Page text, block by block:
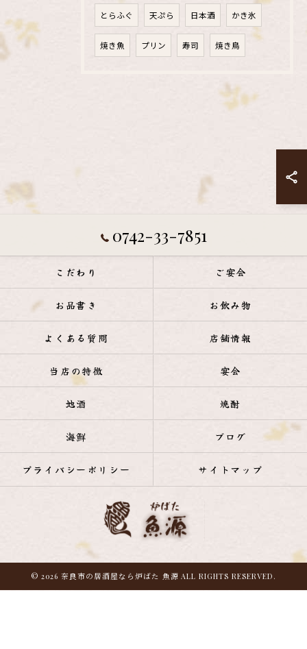
とらふぐ 天ぷら 日本酒 かき氷
焼き魚 プリン 寿司 焼き鳥
0742-33-7851
こだわり ご宴会
お品書き お飲み物
よくある質問 店舗情報
当店の特徴 宴会
地酒 焼酎
海鮮 ブログ
プライバシーポリシー サイトマップ
© 2026 奈良市の居酒屋なら炉ばた 魚源 ALL RIGHTS RESERVED.